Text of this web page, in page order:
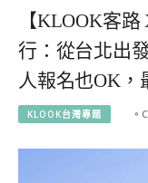
【KLOOK客
行：從台北出
人報名也OK，
KLOOK台灣專題 。